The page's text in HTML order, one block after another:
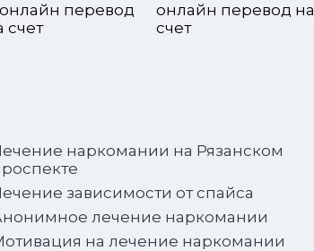
онлайн перевод на
счет
наркомании на Рязанском
зависимости от спайса
лечение наркомании
на лечение наркомании